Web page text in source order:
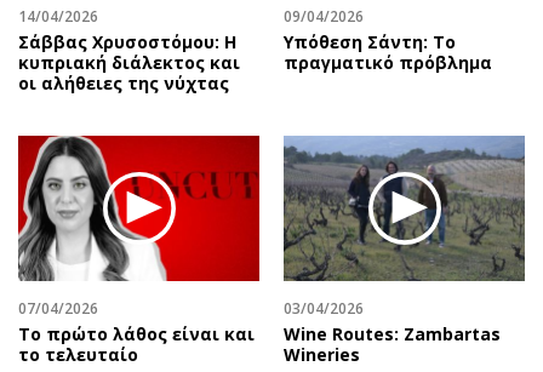
14/04/2026
Σάββας Χρυσοστόμου: Η
κυπριακή διάλεκτος και
οι αλήθειες της νύχτας
09/04/2026
Υπόθεση Σάντη: Το
πραγματικό πρόβλημα
07/04/2026
Το πρώτο λάθος είναι και
το τελευταίο
03/04/2026
Wine Routes: Zambartas
Wineries